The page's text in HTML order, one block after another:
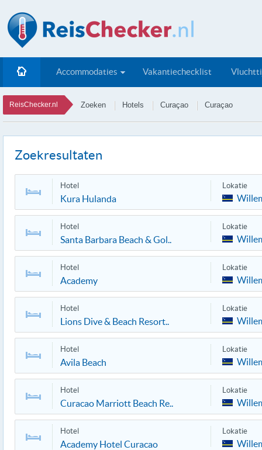
Accommodaties Vakantiechecklist
ReisChecker.nl Zoeken Hotels Curaçao Curaçao
Zoekresultaten
Hotel
Kura Hulanda
Lokatie
Hotel
Santa Barbara Beach & Gol..
Lokatie
Hotel
Academy
Lokatie
Hotel
Lions Dive & Beach Resort..
Lokatie
Hotel
Avila Beach
Lokatie
Hotel
Curacao Marriott Beach Re..
Lokatie
Hotel
Academy Hotel Curacao
Lokatie